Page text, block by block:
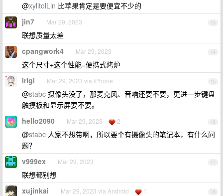
@xylitolLin 比苹果肯定是要便宜不少的
13
jin7 Mar 29, 2023
联想质量太差
14
cpangwork4 Mar 29, 2023
这个尺寸+这个性能=便携式烤炉
15
lrigi Mar 29, 2023 via iPhone
@stabc 摄像头没了，那麦克风、音响还要不要，更进一步键盘
触摸板和显示屏要不要。
16
hello2090 Mar 29, 2023 2
@stabc 人家不想带啊，所以要个有摄像头的笔记本，有什么问
题？
17
v999ex Mar 29, 2023
联想都别想
18
xujinkai Mar 29, 2023 via Android 1